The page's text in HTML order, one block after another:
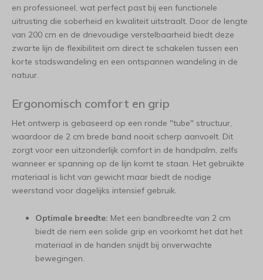
en professioneel, wat perfect past bij een functionele
uitrusting die soberheid en kwaliteit uitstraalt. Door de lengte
van 200 cm en de drievoudige verstelbaarheid biedt deze
zwarte lijn de flexibiliteit om direct te schakelen tussen een
korte stadswandeling en een ontspannen wandeling in de
natuur.
Ergonomisch comfort en grip
Het ontwerp is gebaseerd op een ronde "tube" structuur,
waardoor de 2 cm brede band nooit scherp aanvoelt. Dit
zorgt voor een uitzonderlijk comfort in de handpalm, zelfs
wanneer er spanning op de lijn komt te staan. Het gebruikte
materiaal is licht van gewicht maar biedt de nodige
weerstand voor dagelijks intensief gebruik.
Optimale breedte: Met een bandbreedte van 2 cm
biedt de riem een solide grip en voorkomt het dat het
materiaal in de handen snijdt bij onverwachte
bewegingen.